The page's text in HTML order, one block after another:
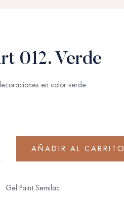
012. Verde
en color verde.
AÑADIR AL CARRITO
Gel Paint Semilac